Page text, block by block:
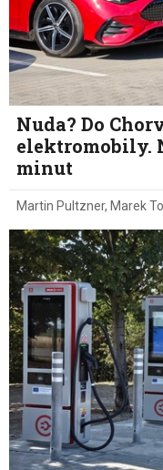
Nuda? Do
elektromobily.
minut
Martin Pultzner, Marek